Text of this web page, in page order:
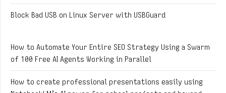
Block Bad USB on Linux Server with USBGuard
How to Automate Your Entire SEO Strategy Using a Swarm
of 100 Free AI Agents Working in Parallel
How to create professional presentations easily using